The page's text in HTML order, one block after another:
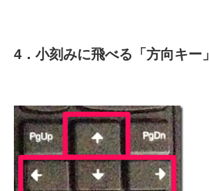
4．小刻みに飛べる「方向キー」